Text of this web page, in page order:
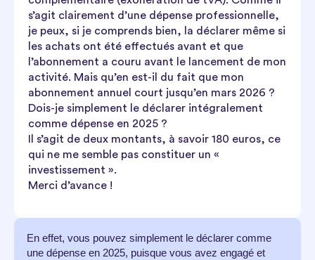
s’agit clairement d’une dépense professionnelle,
je peux, si je comprends bien, la déclarer même si
les achats ont été effectués avant et que
l’abonnement a couru avant le lancement de mon
activité. Mais qu’en est-il du fait que mon
abonnement annuel court jusqu’en mars 2026 ?
Dois-je simplement le déclarer intégralement
comme dépense en 2025 ?
Il s’agit de deux montants, à savoir 180 euros, ce
qui ne me semble pas constituer un «
investissement ».
Merci d’avance !
En effet, vous pouvez simplement le déclarer comme
une dépense en 2025, puisque vous avez engagé et